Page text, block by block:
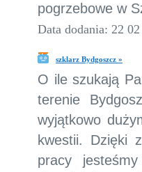
pogrzebowe w
Data dodania: 22
szklarz Bydgoszcz »
O ile szukają
terenie
wyjątkowo
kwestii. Dzięki
pracy